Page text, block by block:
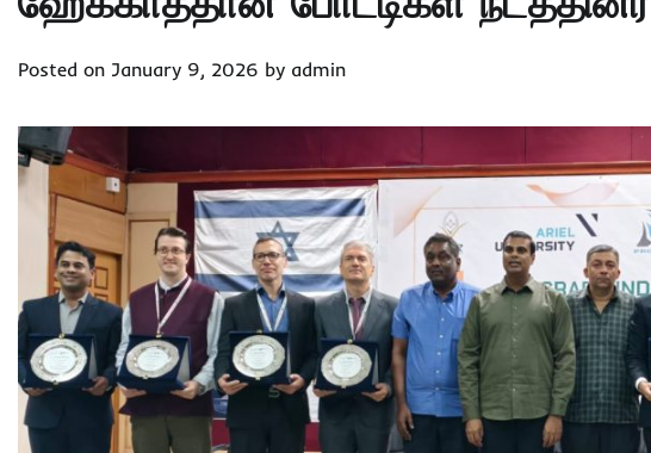
Posted on January 9, 2026 by admin